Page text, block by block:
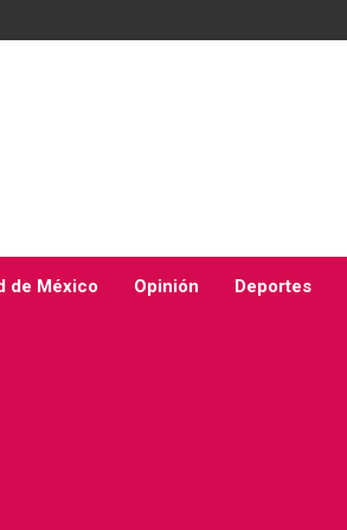
de México Opinión Deportes